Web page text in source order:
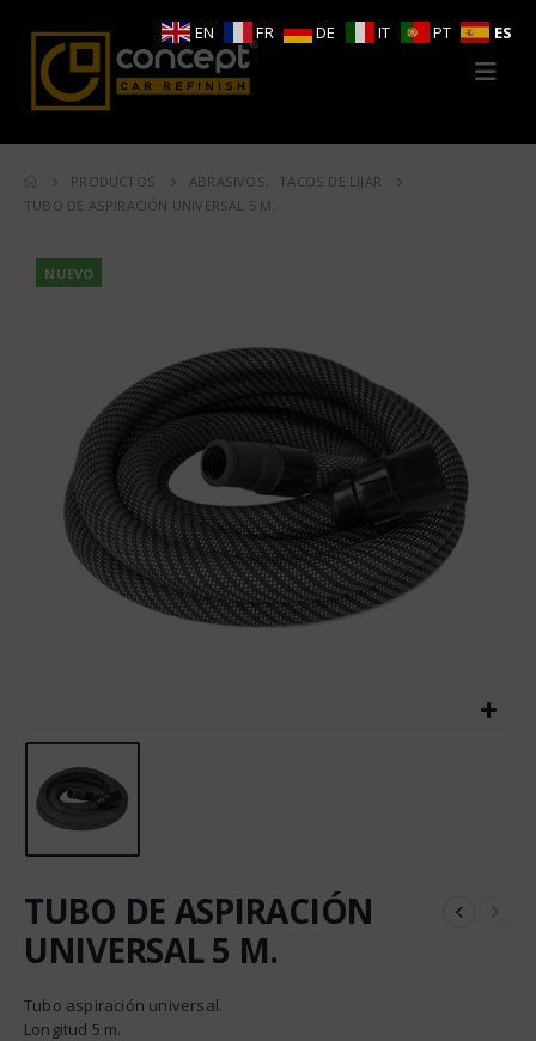
PRODUCTOS ABRASIVOS,
TACOS DE LIJAR
TUBO DE ASPIRACIÓN UNIVERSAL 5 M.
NUEVO
TUBO DE ASPIRACIÓN
UNIVERSAL 5 M.
Tubo aspiración universal.
Longitud 5 m.
EN FR DE IT PT ES